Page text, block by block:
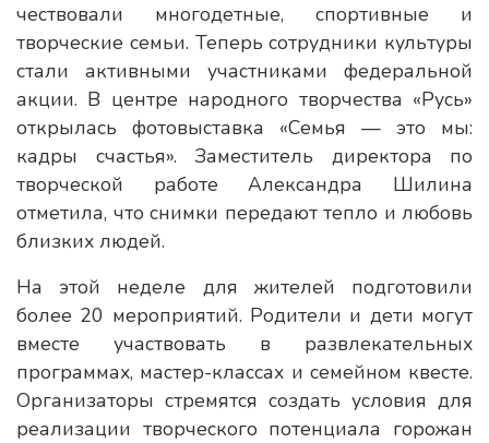
чествовали многодетные, спортивные и
творческие семьи. Теперь сотрудники культуры
стали активными участниками федеральной
акции. В центре народного творчества «Русь»
открылась фотовыставка «Семья — это мы:
кадры счастья». Заместитель директора по
творческой работе Александра Шилина
отметила, что снимки передают тепло и любовь
близких людей.
На этой неделе для жителей подготовили
более 20 мероприятий. Родители и дети могут
вместе участвовать в развлекательных
программах, мастер-классах и семейном квесте.
Организаторы стремятся создать условия для
реализации творческого потенциала горожан